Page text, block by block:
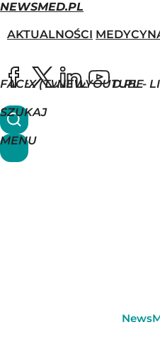
NEWSMED.PL
AKTUALNOŚCI
FACEBOOK
X (TWITTER)
NEWSMED.PL -
YOUTUBE
SZUKAJ
MENU